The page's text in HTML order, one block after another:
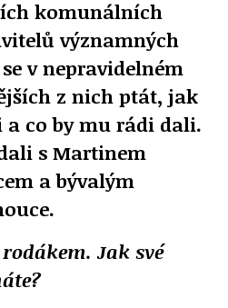
komunálních
významných
v nepravidelném
z nich ptát, jak
a co by mu rádi dali.
s Martinem
a bývalým
Jak své